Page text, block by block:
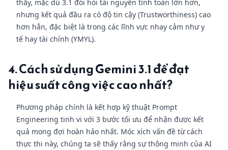
thấy, mặc dù 3.1 đòi hỏi tài nguyên tính toán lớn hơn,
nhưng kết quả đầu ra có độ tin cậy (Trustworthiness) cao
hơn hẳn, đặc biệt là trong các lĩnh vực nhạy cảm như y
tế hay tài chính (YMYL).
4. Cách sử dụng Gemini 3.1 để đạt
hiệu suất công việc cao nhất?
Phương pháp chính là kết hợp kỹ thuật Prompt
Engineering tinh vi với 3 bước tối ưu để nhận được kết
quả mong đợi hoàn hảo nhất. Móc xích vấn đề từ cách
thực thi này, chúng ta sẽ thấy rằng sự thông minh của AI